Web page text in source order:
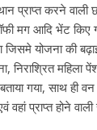
प्राप्त करने वाली
मग आदि भेंट किए
जिसमे योजना की
निराश्रित महिला
गया, साथ ही
वहां प्राप्त होने